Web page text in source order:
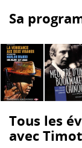
Sa
Tous les
avec